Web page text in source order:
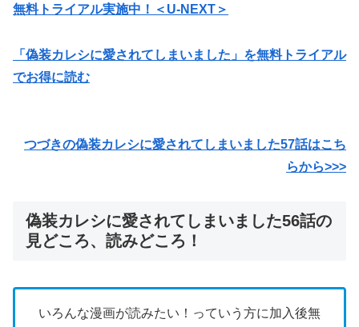
無料トライアル実施中！＜U-NEXT＞
「偽装カレシに愛されてしまいました」を無料トライアル
でお得に読む
つづきの偽装カレシに愛されてしまいました57話はこち
らから>>>
偽装カレシに愛されてしまいました56話の
見どころ、読みどころ！
いろんな漫画が読みたい！っていう方に加入後無